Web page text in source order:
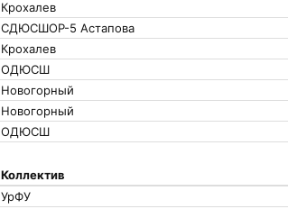
Крохалев
СДЮСШОР-5 Астапова
Крохалев
ОДЮСШ
Новогорный
Новогорный
ОДЮСШ
Коллектив
УрФУ